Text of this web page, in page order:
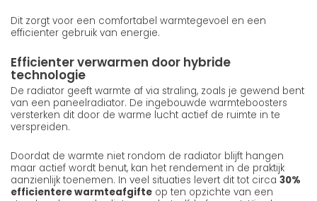
Dit zorgt voor een comfortabel warmtegevoel en een
efficienter gebruik van energie.
Efficienter verwarmen door hybride
technologie
De radiator geeft warmte af via straling, zoals je gewend bent
van een paneelradiator. De ingebouwde warmteboosters
versterken dit door de warme lucht actief de ruimte in te
verspreiden.
Doordat de warmte niet rondom de radiator blijft hangen
maar actief wordt benut, kan het rendement in de praktijk
aanzienlijk toenemen. In veel situaties levert dit tot circa 30%
efficientere warmteafgifte op ten opzichte van een